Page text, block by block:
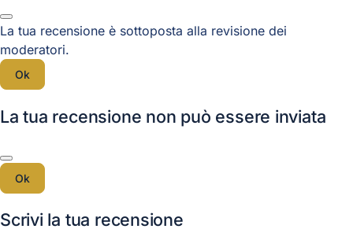
La tua recensione è sottoposta alla revisione dei
moderatori.
Ok
La tua recensione non può essere inviata
Ok
Scrivi la tua recensione